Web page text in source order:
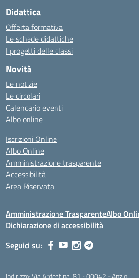
Didattica
Offerta formativa
Le schede didattiche
I progetti delle classi
Novità
Le notizie
Le circolari
Calendario eventi
Albo online
Iscrizioni Online
Albo Online
Amministrazione trasparente
Accessibilità
Area Riservata
Amministrazione TrasparenteAlbo
Dichiarazione di accessibilità
Seguici su:
Indirizzo:Via Ardeatina, 81 - 00042 - Anzio